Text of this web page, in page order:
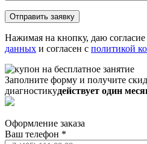
Нажимая на кнопку, даю согласие
данных и согласен с политикой
Заполните форму и получите
диагностикудействует один
Оформление заказа
Ваш телефон *